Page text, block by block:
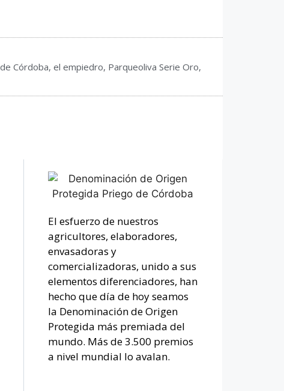
Córdoba, el empiedro, Parqueoliva Serie Oro,
El esfuerzo de nuestros
agricultores, elaboradores,
envasadoras y
comercializadoras, unido a sus
elementos diferenciadores, han
hecho que día de hoy seamos
la Denominación de Origen
Protegida más premiada del
mundo. Más de 3.500 premios
a nivel mundial lo avalan.